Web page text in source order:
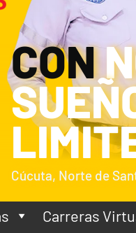
CON
Cúcuta, Norte de
Carreras